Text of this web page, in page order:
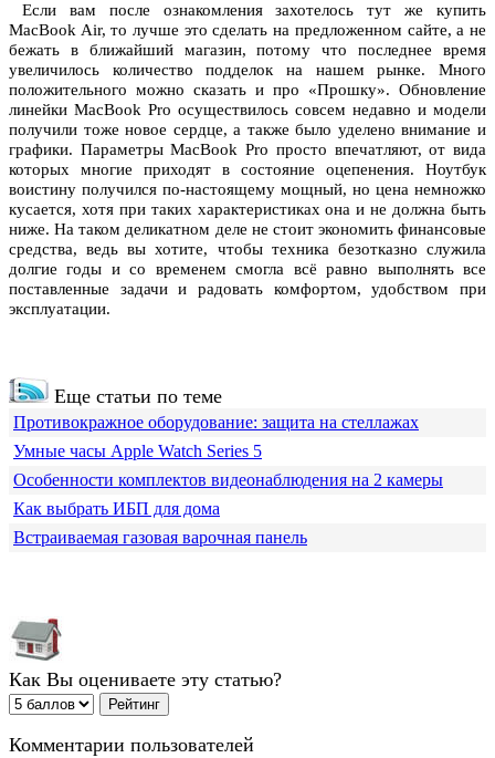
Если вам после ознакомления захотелось тут же купить
MacBook Air, то лучше это сделать на предложенном сайте, а не
бежать в ближайший магазин, потому что последнее время
увеличилось количество подделок на нашем рынке. Много
положительного можно сказать и про «Прошку». Обновление
линейки MacBook Pro осуществилось совсем недавно и модели
получили тоже новое сердце, а также было уделено внимание и
графики. Параметры MacBook Pro просто впечатляют, от вида
которых многие приходят в состояние оцепенения. Ноутбук
воистину получился по-настоящему мощный, но цена немножко
кусается, хотя при таких характеристиках она и не должна быть
ниже. На таком деликатном деле не стоит экономить финансовые
средства, ведь вы хотите, чтобы техника безотказно служила
долгие годы и со временем смогла всё равно выполнять все
поставленные задачи и радовать комфортом, удобством при
эксплуатации.
Еще статьи по теме
Противокражное оборудование: защита на стеллажах
Умные часы Apple Watch Series 5
Особенности комплектов видеонаблюдения на 2 камеры
Как выбрать ИБП для дома
Встраиваемая газовая варочная панель
Как Вы оцениваете эту статью?
Комментарии пользователей